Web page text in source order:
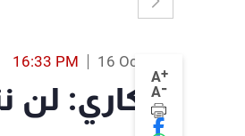
A+
A-
16 Oct 2023
16:33 PM
المكاري: